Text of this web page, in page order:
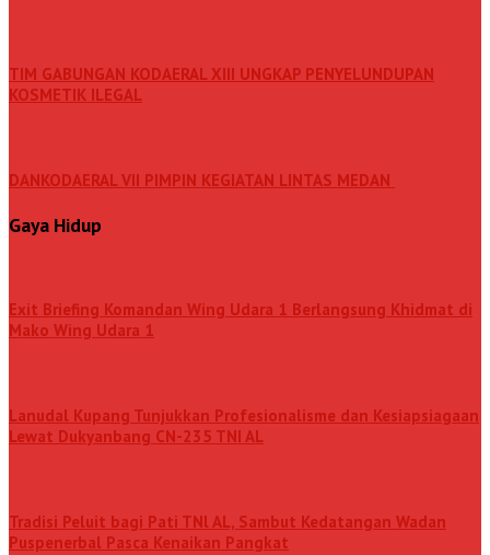
TIM GABUNGAN KODAERAL XIII UNGKAP PENYELUNDUPAN
KOSMETIK ILEGAL
DANKODAERAL VII PIMPIN KEGIATAN LINTAS MEDAN
Gaya Hidup
Exit Briefing Komandan Wing Udara 1 Berlangsung Khidmat di
Mako Wing Udara 1
Lanudal Kupang Tunjukkan Profesionalisme dan Kesiapsiagaan
Lewat Dukyanbang CN-235 TNI AL
Tradisi Peluit bagi Pati TNl AL, Sambut Kedatangan Wadan
Puspenerbal Pasca Kenaikan Pangkat